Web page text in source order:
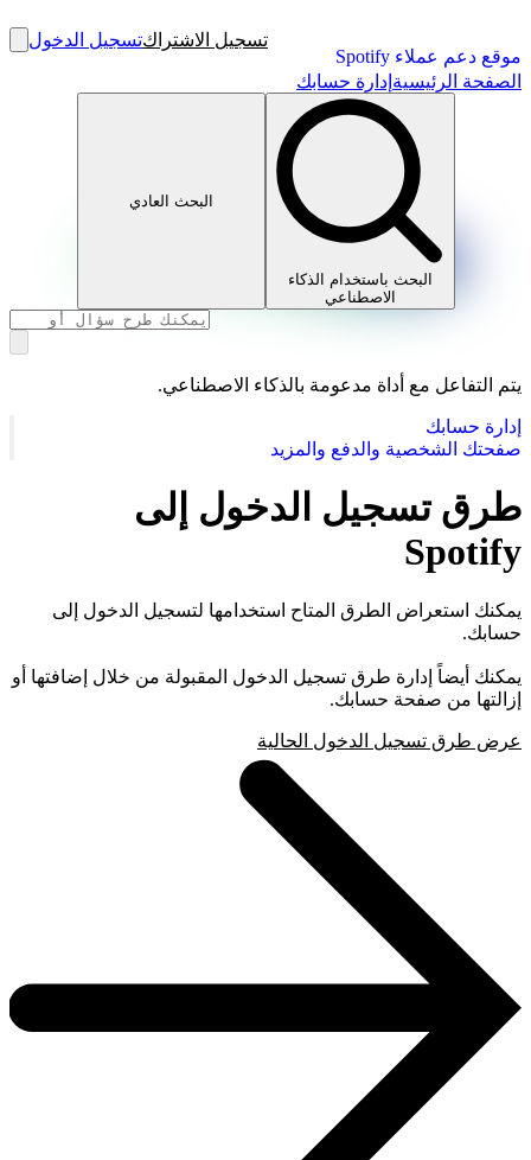
موقع دعم عملاء Spotify
تسجيل الاشتراكتسجيل الدخول
الصفحة الرئيسية إدارة حسابك
البحث باستخدام الذكاء
الاصطناعي
البحث العادي
يتم التفاعل مع أداة مدعومة بالذكاء الاصطناعي.
إدارة حسابك
صفحتك الشخصية والدفع والمزيد
طرق تسجيل الدخول إلى
Spotify
يمكنك استعراض الطرق المتاح استخدامها لتسجيل الدخول إلى
حسابك.
يمكنك أيضاً إدارة طرق تسجيل الدخول المقبولة من خلال إضافتها أو
إزالتها من صفحة حسابك.
عرض طرق تسجيل الدخول الحالية